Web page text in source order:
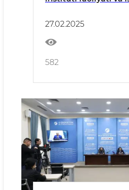
27.02.2025
582